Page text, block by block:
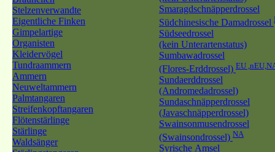
Stelzenverwandte
Eigentliche Finken
Gimpelartige
Organisten
Kleidervögel
Tundraammern
Ammern
Neuweltammern
Palmtangaren
Streifenkopftangaren
Flötenstärlinge
Stärlinge
Waldsänger
Smaragdschnäpperdrossel
Südchinesische Damadrossel
Südseedrossel
(kein Unterartenstatus)
Sumbawadrossel
(Flores-Erddrossel) EU
Sundaerddrossel
(Andromedadrossel)
Sundaschnäpperdrossel
(Javaschnäpperdrossel)
Swainsonmusendrossel
(Swainsondrossel) NA
Syrische Amsel